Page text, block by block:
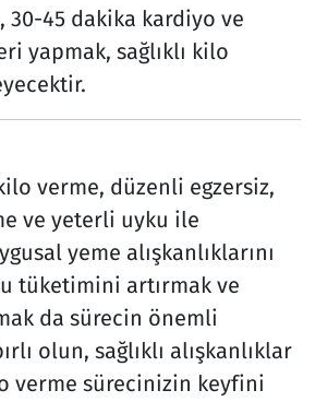
30-45 dakika kardiyo ve
yapmak, sağlıklı kilo
kilo verme, düzenli egzersiz,
ve yeterli uyku ile
yeme alışkanlıklarını
tüketimini artırmak ve
da sürecin önemli
olun, sağlıklı alışkanlıklar
verme sürecinizin keyfini